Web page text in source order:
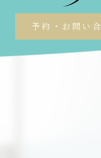
予約・お問い